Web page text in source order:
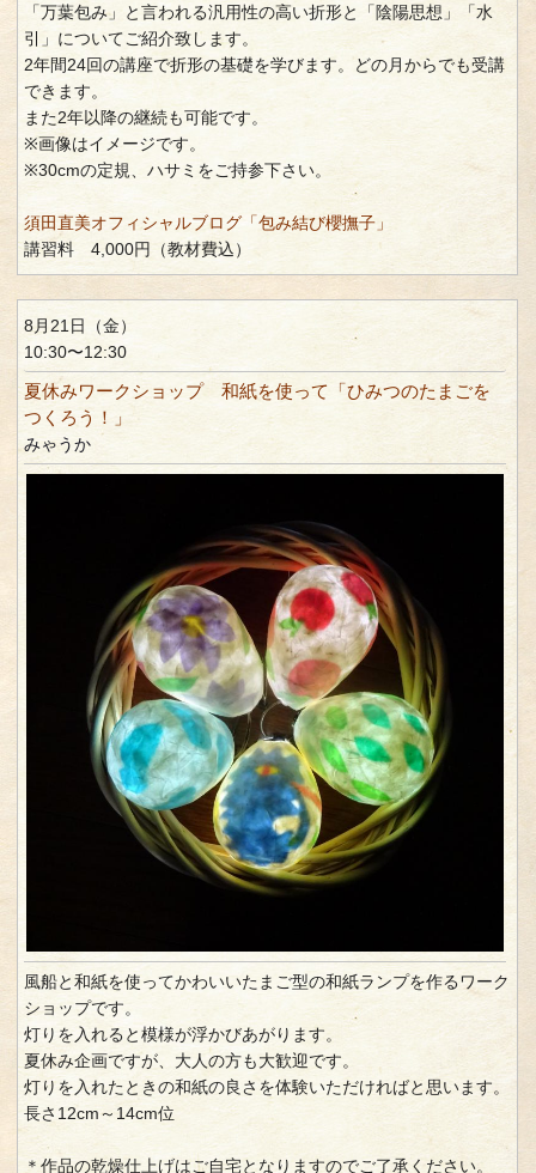
「万葉包み」と言われる汎用性の高い折形と「陰陽思想」「水
引」についてご紹介致します。
2年間24回の講座で折形の基礎を学びます。どの月からでも受講
できます。
また2年以降の継続も可能です。
※画像はイメージです。
※30cmの定規、ハサミをご持参下さい。
須田直美オフィシャルブログ「包み結び櫻撫子」
講習料 4,000円（教材費込）
8月21日（金）
10:30〜12:30
夏休みワークショップ 和紙を使って「ひみつのたまごを
つくろう！」
みゃうか
風船と和紙を使ってかわいいたまご型の和紙ランプを作るワーク
ショップです。
灯りを入れると模様が浮かびあがります。
夏休み企画ですが、大人の方も大歓迎です。
灯りを入れたときの和紙の良さを体験いただければと思います。
長さ12cm～14cm位
＊作品の乾燥仕上げはご自宅となりますのでご了承ください。